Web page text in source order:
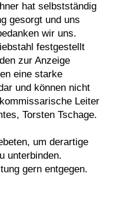
hat selbstständig
gesorgt und uns
wir uns.
festgestellt
zur Anzeige
eine starke
und können nicht
Leiter
Torsten Tschage.
um derartige
unterbinden.
gern entgegen.